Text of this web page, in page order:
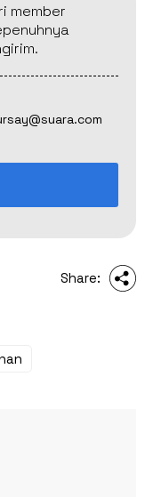
member
Share: